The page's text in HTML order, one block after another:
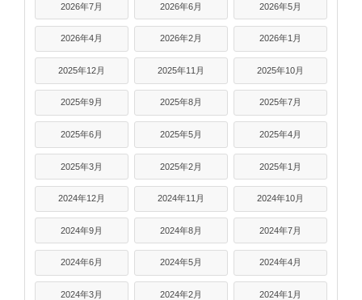
2026年7月 2026年6月 2026年5月
2026年4月 2026年2月 2026年1月
2025年12月 2025年11月 2025年10月
2025年9月 2025年8月 2025年7月
2025年6月 2025年5月 2025年4月
2025年3月 2025年2月 2025年1月
2024年12月 2024年11月 2024年10月
2024年9月 2024年8月 2024年7月
2024年6月 2024年5月 2024年4月
2024年3月 2024年2月 2024年1月